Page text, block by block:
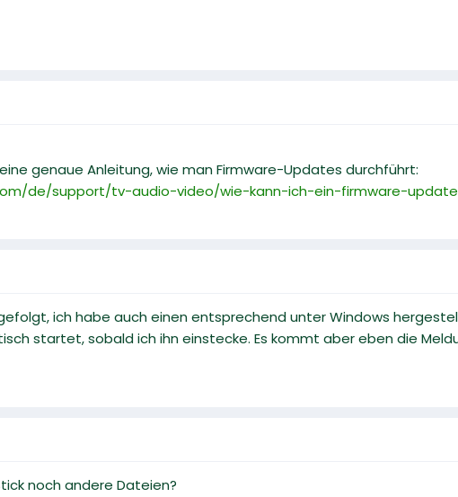
genaue Anleitung, wie man Firmware-Updates durchführt:
de/support/tv-audio-video/wie-kann-ich-ein-firmware-
ich habe auch einen entsprechend unter Windows
startet, sobald ich ihn einstecke. Es kommt aber eben die
noch andere Dateien?